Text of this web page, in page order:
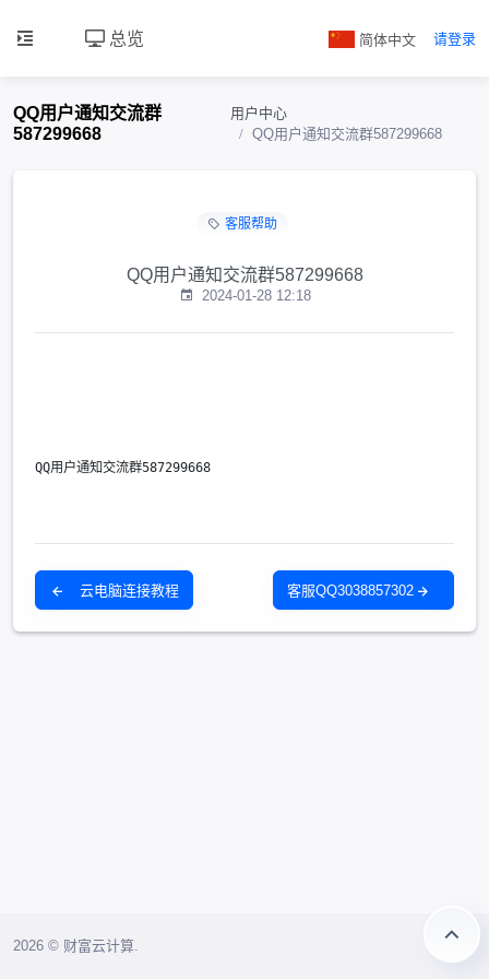
总览 简体中文 请登录
QQ用户通知交流群
587299668
用户中心
QQ用户通知交流群587299668
客服帮助
QQ用户通知交流群587299668
2024-01-28 12:18
QQ用户通知交流群587299668
云电脑连接教程 客服QQ3038857302
2026 © 财富云计算.